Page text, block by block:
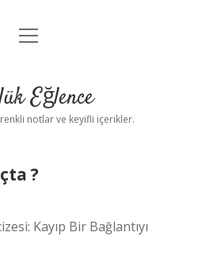
Anasayfa
Yasal Uyarı
menüyü
Eğlence
renkli notlar ve keyifli içerikler.
?
Kayıp Bir Bağlantıyı